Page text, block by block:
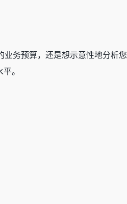
务预算，还是想示意性地分析您
。